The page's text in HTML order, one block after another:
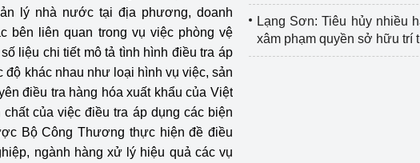
lý nhà nước tại địa phương, doanh
bên liên quan trong vụ việc phòng vệ
liệu chi tiết mô tả tình hình điều tra áp
khác nhau như loại hình vụ việc, sản
điều tra hàng hóa xuất khẩu của Việt
của việc điều tra áp dụng các biện
Bộ Công Thương thực hiện đề điều
ngành hàng xử lý hiệu quả các vụ
Lạng Sơn: Tiêu hủy nhiều
xâm phạm quyền sở hữu trí